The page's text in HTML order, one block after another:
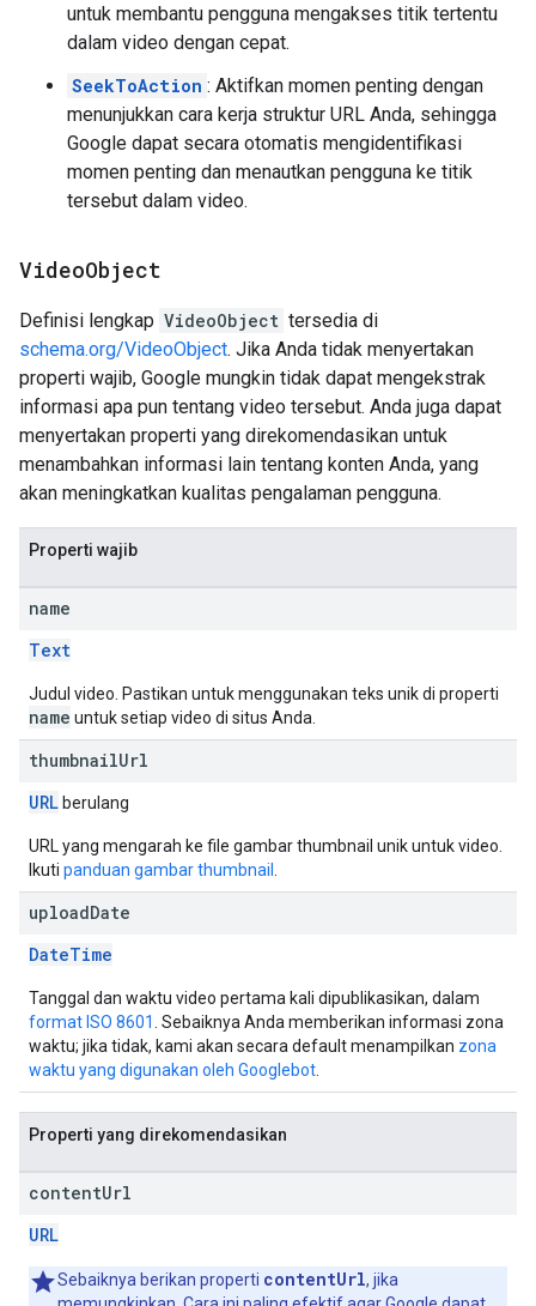
untuk membantu pengguna mengakses titik tertentu
dalam video dengan cepat.
SeekToAction : Aktifkan momen penting dengan
menunjukkan cara kerja struktur URL Anda, sehingga
Google dapat secara otomatis mengidentifikasi
momen penting dan menautkan pengguna ke titik
tersebut dalam video.
VideoObject
Definisi lengkap VideoObject tersedia di
schema.org/VideoObject. Jika Anda tidak menyertakan
properti wajib, Google mungkin tidak dapat mengekstrak
informasi apa pun tentang video tersebut. Anda juga dapat
menyertakan properti yang direkomendasikan untuk
menambahkan informasi lain tentang konten Anda, yang
akan meningkatkan kualitas pengalaman pengguna.
Properti wajib
name
Text
Judul video. Pastikan untuk menggunakan teks unik di properti
name untuk setiap video di situs Anda.
thumbnailUrl
URLberulang
URL yang mengarah ke file gambar thumbnail unik untuk video.
Ikuti panduan gambar thumbnail
uploadDate
DateTime
Tanggal dan waktu video pertama kali dipublikasikan, dalam
format ISO 8601 . Sebaiknya Anda memberikan informasi zona
waktu; jika tidak, kami akan secara default menampilkan zona
waktu yang digunakan oleh Googlebot
Properti yang direkomendasikan
contentUrl
URL
Sebaiknya berikan properti contentUrl, jika